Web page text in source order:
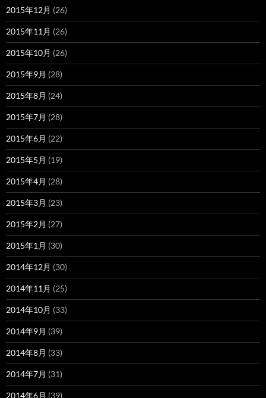
2015年12月 (26)
2015年11月 (26)
2015年10月 (26)
2015年9月 (28)
2015年8月 (24)
2015年7月 (28)
2015年6月 (22)
2015年5月 (19)
2015年4月 (28)
2015年3月 (23)
2015年2月 (27)
2015年1月 (30)
2014年12月 (30)
2014年11月 (25)
2014年10月 (33)
2014年9月 (39)
2014年8月 (33)
2014年7月 (31)
2014年6月 (39)